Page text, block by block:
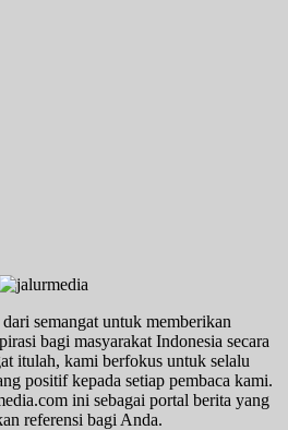
semangat untuk memberikan
bagi masyarakat Indonesia secara
itulah, kami berfokus untuk selalu
positif kepada setiap pembaca kami.
ini sebagai portal berita yang
referensi bagi Anda.